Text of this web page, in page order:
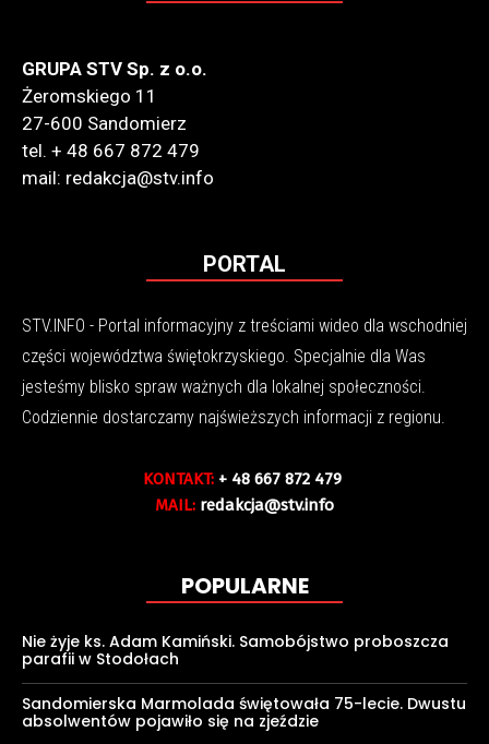
GRUPA STV Sp. z o.o.
Żeromskiego 11
27-600 Sandomierz
tel. + 48 667 872 479
mail: redakcja@stv.info
PORTAL
STV.INFO - Portal informacyjny z treściami wideo dla wschodniej
części województwa świętokrzyskiego. Specjalnie dla Was
jesteśmy blisko spraw ważnych dla lokalnej społeczności.
Codziennie dostarczamy najświeższych informacji z regionu.
KONTAKT: + 48 667 872 479
MAIL: redakcja@stv.info
POPULARNE
Nie żyje ks. Adam Kamiński. Samobójstwo proboszcza
parafii w Stodołach
Sandomierska Marmolada świętowała 75-lecie. Dwustu
absolwentów pojawiło się na zjeździe